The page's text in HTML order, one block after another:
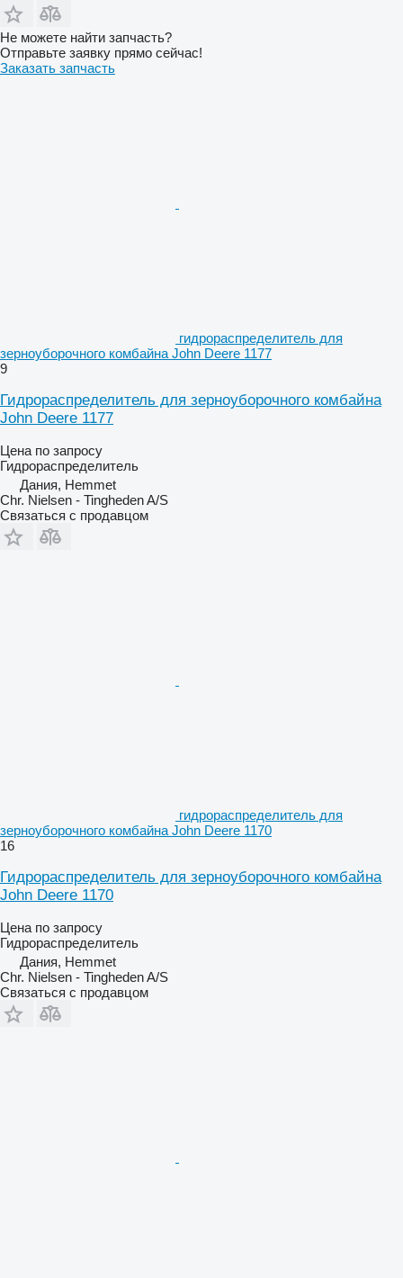
Не можете найти запчасть?
Отправьте заявку прямо сейчас!
Заказать запчасть
гидрораспределитель для
зерноуборочного комбайна John Deere 1177
9
Гидрораспределитель для зерноуборочного комбайна
John Deere 1177
Цена по запросу
Гидрораспределитель
Дания, Hemmet
Chr. Nielsen - Tingheden A/S
Связаться с продавцом
гидрораспределитель для
зерноуборочного комбайна John Deere 1170
16
Гидрораспределитель для зерноуборочного комбайна
John Deere 1170
Цена по запросу
Гидрораспределитель
Дания, Hemmet
Chr. Nielsen - Tingheden A/S
Связаться с продавцом